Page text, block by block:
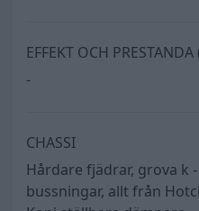
EFFEKT OCH
-
CHASSI
Hårdare fjädrar, grova k
bussningar, allt från